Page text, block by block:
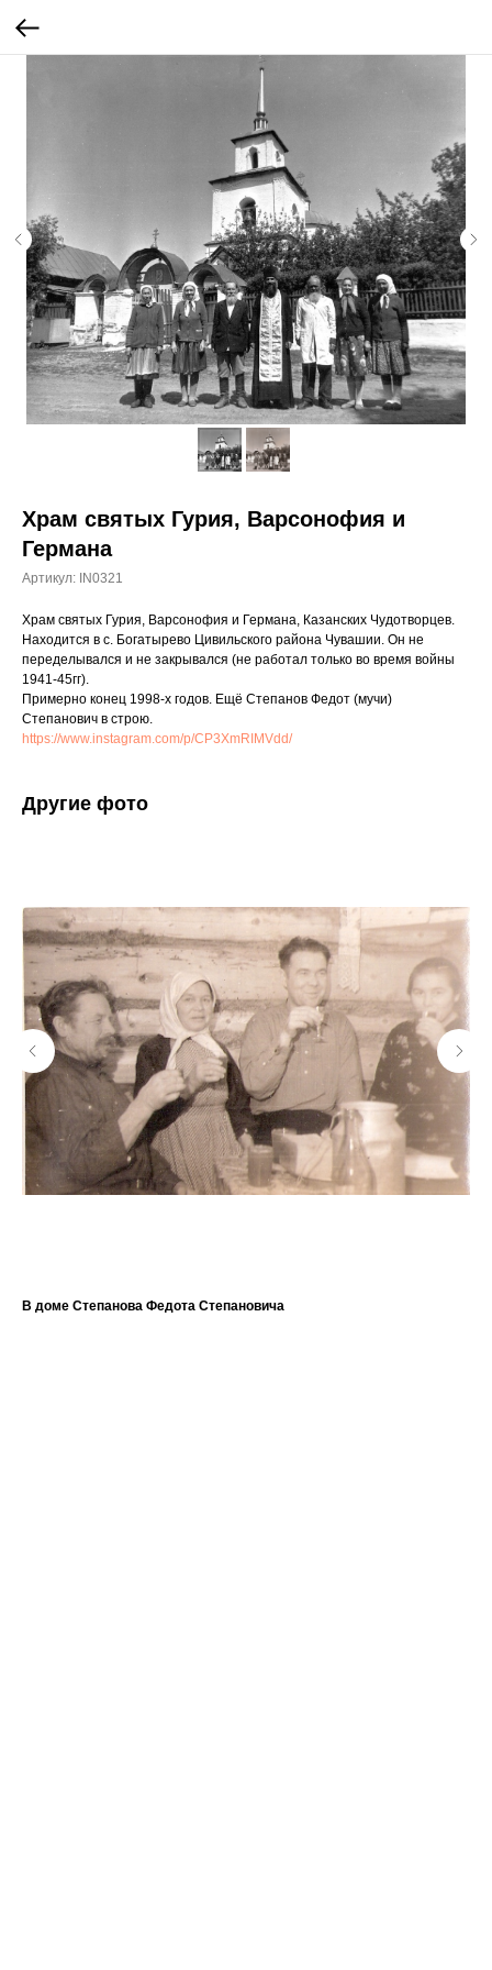
Храм святых Гурия, Варсонофия и
Германа
Артикул: IN0321
Храм святых Гурия, Варсонофия и Германа, Казанских Чудотворцев.
Находится в с. Богатырево Цивильского района Чувашии. Он не
переделывался и не закрывался (не работал только во время войны
1941-45гг).
Примерно конец 1998-х годов. Ещё Степанов Федот (мучи)
Степанович в строю.
https://www.instagram.com/p/CP3XmRIMVdd/
Другие фото
В доме Степанова Федота Степановича